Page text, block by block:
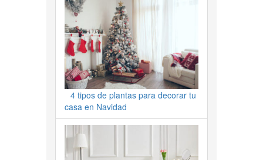
4 tipos de plantas para decorar tu
casa en Navidad